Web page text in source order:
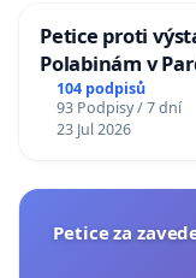
Petice proti
Polabinám v
104 podpisů
93 Podpisy / 7 dní
23 Jul 2026
Petice za